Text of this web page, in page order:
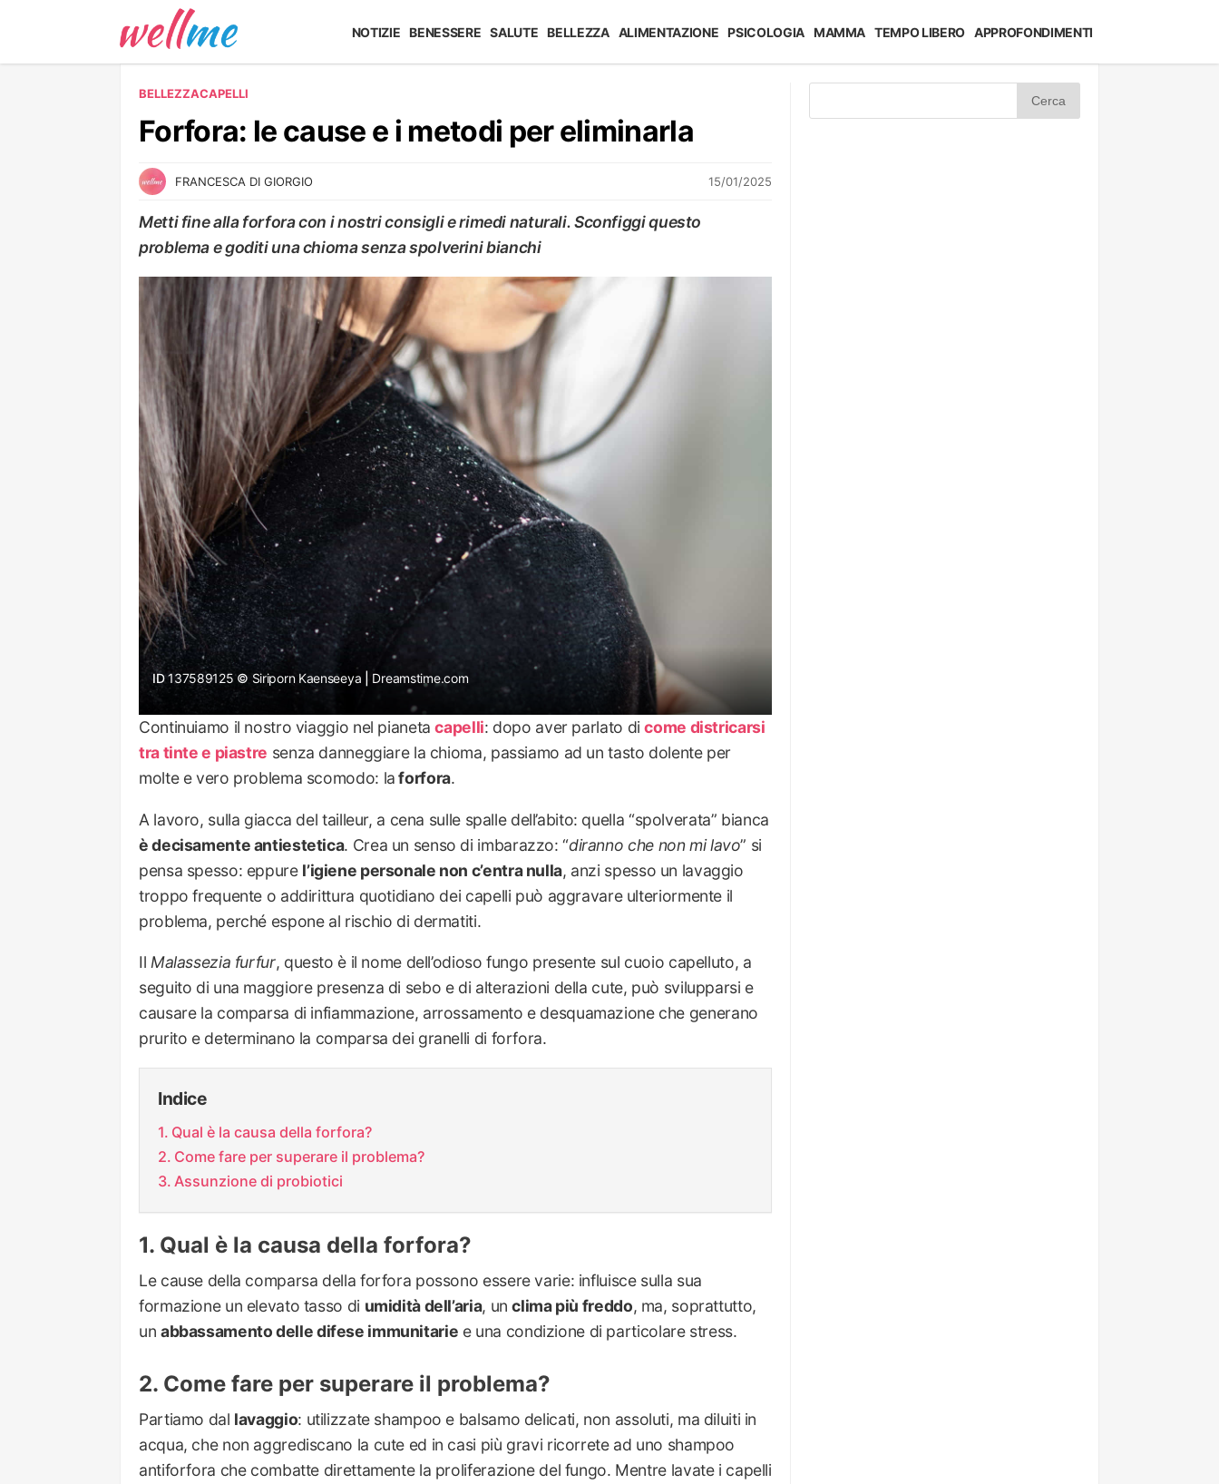
NOTIZIE BENESSERE SALUTE BELLEZZA ALIMENTAZIONE PSICOLOGIA MAMMA TEMPO LIBERO APPROFONDIMENTI
BELLEZZACAPELLI
Forfora: le cause e i metodi per eliminarla
FRANCESCA DI GIORGIO 15/01/2025
Metti fine alla forfora con i nostri consigli e rimedi naturali. Sconfiggi questo
problema e goditi una chioma senza spolverini bianchi
ID 137589125 Siriporn Kaenseeya Dreamstime.com
CAPELLI
Continuiamo il nostro viaggio nel pianetacapelli: dopo aver parlato dicome districarsi
tra tinte e piastre senza danneggiare la chioma, passiamo ad un tasto dolente per
molte e vero problema scomodo: laforfora.
A lavoro, sulla giacca del tailleur, a cena sulle spalle dell’abito: quella “spolverata” bianca
è decisamente antiestetica. Crea un senso di imbarazzo: “diranno che non mi lavo” si
pensa spesso: eppure l’igiene personale non c’entra nulla, anzi spesso un lavaggio
troppo frequente o addirittura quotidiano dei capelli può aggravare ulteriormente il
problema, perché espone al rischio di dermatiti.
Il Malassezia furfur, questo è il nome dell’odioso fungo presente sul cuoio capelluto, a
seguito di una maggiore presenza di sebo e di alterazioni della cute, può svilupparsi e
causare la comparsa di infiammazione, arrossamento e desquamazione che generano
prurito e determinano la comparsa dei granelli di forfora.
Indice
Qual è la causa della forfora?
Come fare per superare il problema?
Assunzione di probiotici
Qual è la causa della forfora?
Le cause della comparsa della forfora possono essere varie: influisce sulla sua
formazione un elevato tasso di umidità dell’aria, unclima più freddo, ma, soprattutto,
un abbassamento delle difese immunitarie e una condizione di particolare stress.
Come fare per superare il problema?
Partiamo dal lavaggio: utilizzate shampoo e balsamo delicati, non assoluti, ma diluiti in
acqua, che non aggrediscano la cute ed in casi più gravi ricorrete ad uno shampoo
antiforfora che combatte direttamente la proliferazione del fungo. Mentre lavate i capelli